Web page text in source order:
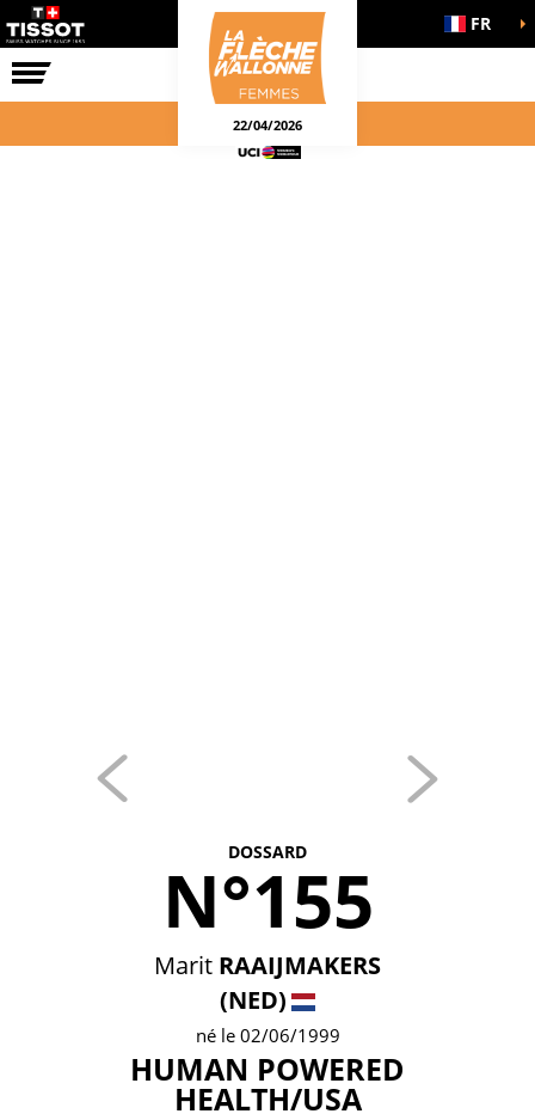
COURSE FR
22/04/2026
DOSSARD
N°155
Marit RAAIJMAKERS
(NED)
né le 02/06/1999
HUMAN POWERED
HEALTH/USA